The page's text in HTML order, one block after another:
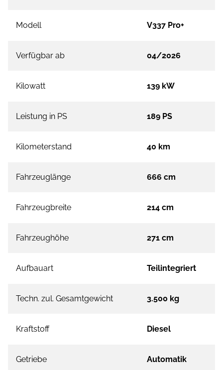
Modell V337 Pro+
Verfügbar ab 04/2026
Kilowatt 139 kW
Leistung in PS 189 PS
Kilometerstand 40 km
Fahrzeuglänge 666 cm
Fahrzeugbreite 214 cm
Fahrzeughöhe 271 cm
Aufbauart Teilintegriert
Techn. zul. Gesamtgewicht 3.500 kg
Kraftstoff Diesel
Getriebe Automatik